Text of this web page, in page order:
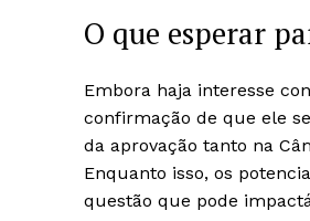
O que esperar
Embora haja interesse
confirmação de que ele
da aprovação tanto na
Enquanto isso, os
questão que pode